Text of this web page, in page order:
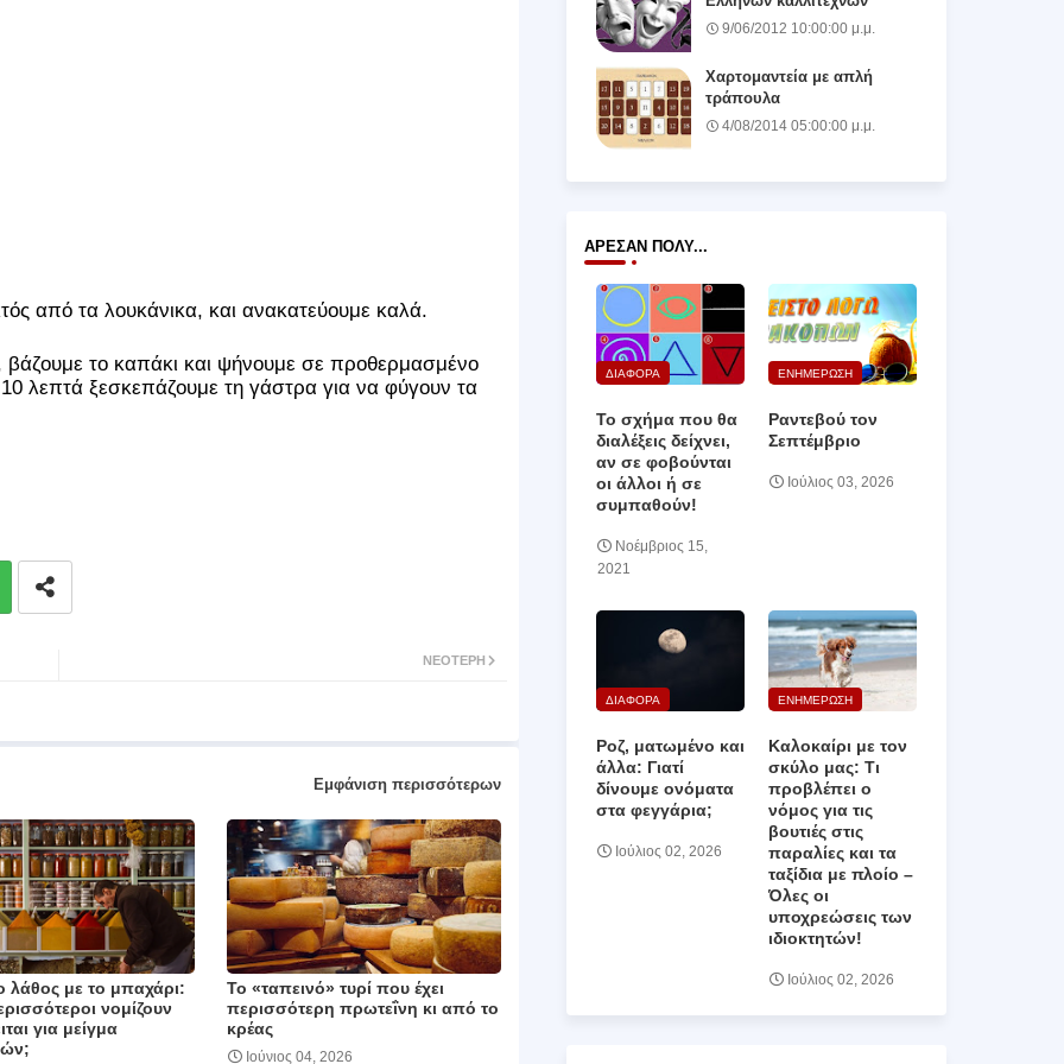
από τα λουκάνικα, και ανακατεύουμε καλά.
το καπάκι και ψήνουμε σε προθερμασμένο
λεπτά ξεσκεπάζουμε τη γάστρα για να φύγουν τα
ΝΕΌΤΕΡΗ
Εμφάνιση περισσότερων
λάθος με το μπαχάρι:
νομίζουν
για μείγμα
Το «ταπεινό» τυρί που έχει
περισσότερη πρωτεΐνη κι από το
κρέας
Ιούνιος 04, 2026
9/06/2012 10:00:00 μ.μ.
Χαρτομαντεία με απλή
τράπουλα
4/08/2014 05:00:00 μ.μ.
ΆΡΕΣΑΝ ΠΟΛΎ...
ΔΙΑΦΟΡΑ
Το σχήμα που θα
διαλέξεις δείχνει,
αν σε φοβούνται
οι άλλοι ή σε
συμπαθούν!
Νοέμβριος 15,
2021
ΕΝΗΜΕΡΩΣΗ
Ραντεβού τον
Σεπτέμβριο
Ιούλιος 03, 2026
ΔΙΑΦΟΡΑ
Ροζ, ματωμένο και
άλλα: Γιατί
δίνουμε ονόματα
στα φεγγάρια;
Ιούλιος 02, 2026
ΕΝΗΜΕΡΩΣΗ
Καλοκαίρι με τον
σκύλο μας: Τι
προβλέπει ο
νόμος για τις
βουτιές στις
παραλίες και τα
ταξίδια με πλοίο –
Όλες οι
υποχρεώσεις των
ιδιοκτητών!
Ιούλιος 02, 2026